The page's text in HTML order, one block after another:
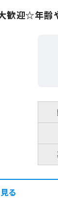
迎☆年齢
る